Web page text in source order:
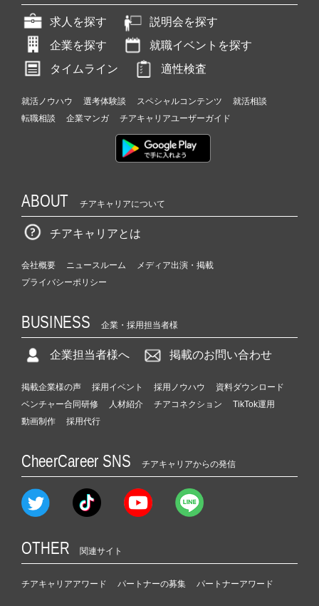
求人を探す
説明会を探す
企業を探す
就職イベントを探す
タイムライン
適性検査
就活ノウハウ 選考体験談 スペシャルコンテンツ
就活相談
転職相談
企業マンガ チアキャリアユーザーガイド
ABOUT チアキャリアについて
チアキャリアとは
会社概要 ニュースルーム
メディア出演・掲載
プライバシーポリシー
BUSINESS 企業・採用担当者様
企業担当者様へ 掲載のお問い合わせ
掲載企業様の声 採用イベント 採用ノウハウ
資料ダウンロード
ベンチャー合同研修
人材紹介 チアコネクション
TikTok運用
動画制作
採用代行
CheerCareer SNS チアキャリアからの発信
OTHER 関連サイト
チアキャリアアワード パートナーの募集 パートナーアワード